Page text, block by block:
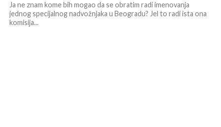
Ja ne znam kome bih mogao da se obratim radi imenovanja
jednog specijalnog nadvožnjaka u Beogradu? Jel to radi ista ona
komisija...